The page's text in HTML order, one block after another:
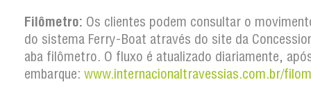
Filômetro: Os clientes podem consultar o
do sistema Ferry-Boat através do site da
aba filômetro. O fluxo é atualizado diariamente,
embarque: www.internacionaltravessias.com.br/